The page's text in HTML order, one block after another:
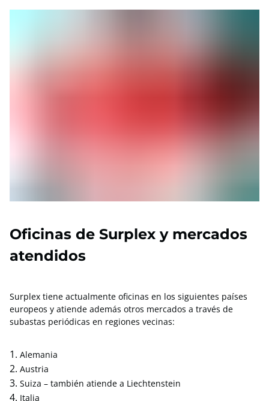
Oficinas de Surplex y mercados
atendidos
Surplex tiene actualmente oficinas en los siguientes países
europeos y atiende además otros mercados a través de
subastas periódicas en regiones vecinas:
Alemania
Austria
Suiza – también atiende a Liechtenstein
Italia